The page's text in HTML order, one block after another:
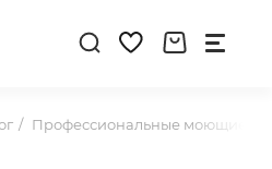
Профессиональные моющие